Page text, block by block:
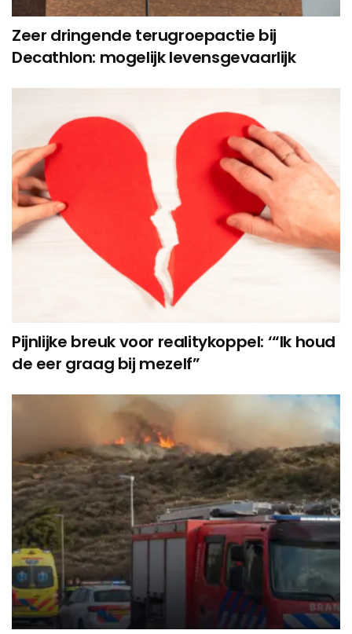
Zeer dringende terugroepactie bij
Decathlon: mogelijk levensgevaarlijk
Pijnlijke breuk voor realitykoppel: ‘“Ik houd
de eer graag bij mezelf”